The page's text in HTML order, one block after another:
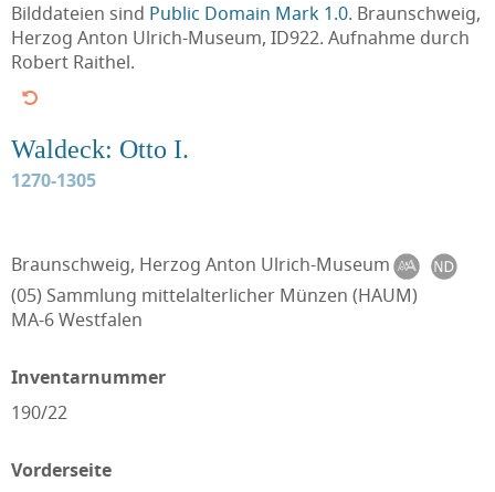
Bilddateien sind Public Domain Mark 1.0. Braunschweig,
Herzog Anton Ulrich-Museum, ID922. Aufnahme durch
Robert Raithel.
Waldeck: Otto I.
1270-1305
Braunschweig, Herzog Anton Ulrich-Museum
(05) Sammlung mittelalterlicher Münzen (HAUM)
MA-6 Westfalen
Inventarnummer
190/22
Vorderseite